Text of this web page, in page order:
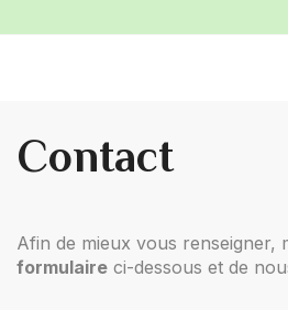
Contact
Afin de mieux vous renseigner,
formulaire ci-dessous et de